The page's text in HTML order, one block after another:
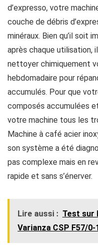
d’expresso, votre
couche de débris
minéraux. Bien qu’il soit
après chaque utilisation,
nettoyer chimiquement
hebdomadaire pour
accumulés. Pour que
composés accumulées
votre machine tous les
Machine à café acier
son système a été
pas complexe mais en
rapide et sans s’énerver.
Lire aussi : Test sur
Varianza CSP F57/0-